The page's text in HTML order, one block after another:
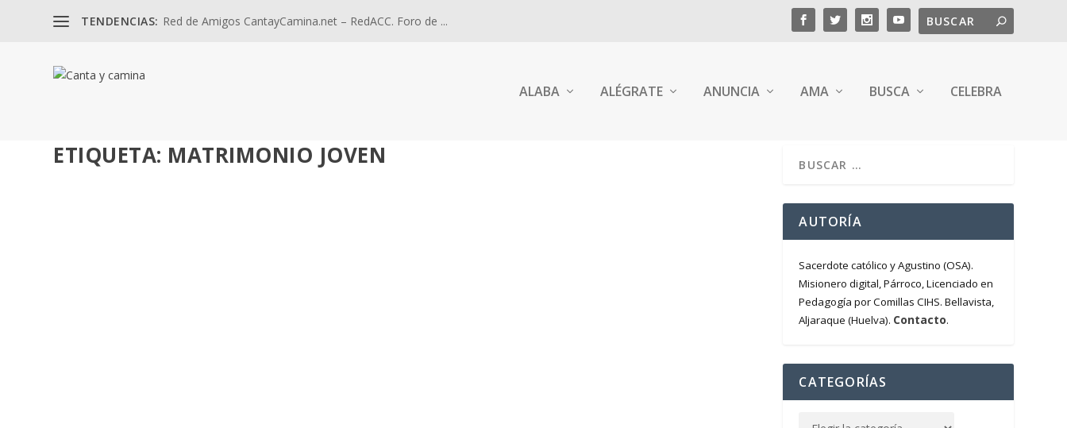
TENDENCIAS: Red de Amigos CantayCamina.net – RedACC. Foro de ...
ALABA ALÉGRATE ANUNCIA AMA BUSCA CELEBRA
ETIQUETA: MATRIMONIO JOVEN
AUTORÍA
Sacerdote católico y Agustino (OSA).
Misionero digital, Párroco, Licenciado en
Pedagogía por Comillas CIHS. Bellavista,
Aljaraque (Huelva). Contacto.
CATEGORÍAS